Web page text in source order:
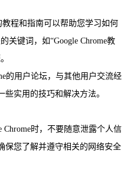
程和指南可以帮助您学习如何
关键词，如“Google Chrome教
的用户论坛，与其他用户交流经
实用的技巧和解决方法。
时，不要随意泄露个人信
保您了解并遵守相关的网络安全